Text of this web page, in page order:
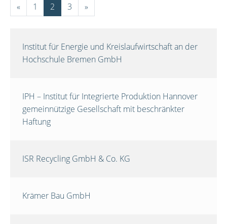
« 1 2 3 »
Institut für Energie und Kreislaufwirtschaft an der
Hochschule Bremen GmbH
IPH – Institut für Integrierte Produktion Hannover
gemeinnützige Gesellschaft mit beschränkter
Haftung
ISR Recycling GmbH & Co. KG
Krämer Bau GmbH